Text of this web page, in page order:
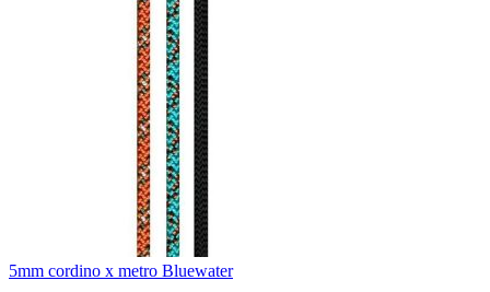
5mm cordino x metro Bluewater